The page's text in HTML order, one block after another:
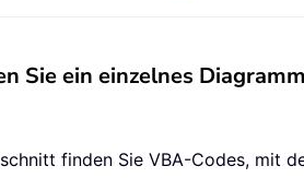
Sie ein einzelnes
finden Sie VBA-Codes, mit